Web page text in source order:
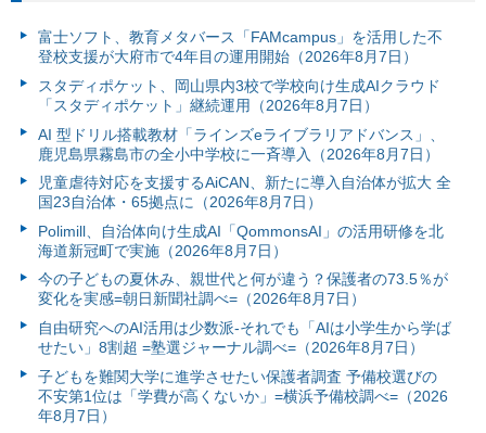
富⼠ソフト、教育メタバース「FAMcampus」を活用した不
登校支援が大府市で4年目の運用開始（2026年8月7日）
スタディポケット、岡山県内3校で学校向け生成AIクラウド
「スタディポケット」継続運用（2026年8月7日）
AI 型ドリル搭載教材「ラインズeライブラリアドバンス」、
鹿児島県霧島市の全小中学校に一斉導入（2026年8月7日）
児童虐待対応を支援するAiCAN、新たに導入自治体が拡大 全
国23自治体・65拠点に（2026年8月7日）
Polimill、自治体向け生成AI「QommonsAI」の活用研修を北
海道新冠町で実施（2026年8月7日）
今の子どもの夏休み、親世代と何が違う？保護者の73.5％が
変化を実感=朝日新聞社調べ=（2026年8月7日）
自由研究へのAI活用は少数派-それでも「AIは小学生から学ば
せたい」8割超 =塾選ジャーナル調べ=（2026年8月7日）
子どもを難関大学に進学させたい保護者調査 予備校選びの
不安第1位は「学費が高くないか」=横浜予備校調べ=（2026
年8月7日）